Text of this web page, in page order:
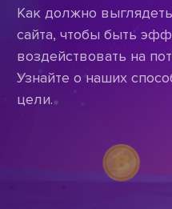
Как должно
сайта, чтобы быть
воздействовать на
Узнайте о наших
цели.
+